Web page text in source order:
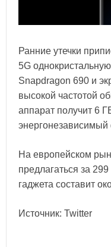
Ранние утечки
5G
Snapdragon 690 и
высокой частотой
аппарат получит 6
На европейском
предлагаться за
гаджета составит
Источник: Twitter